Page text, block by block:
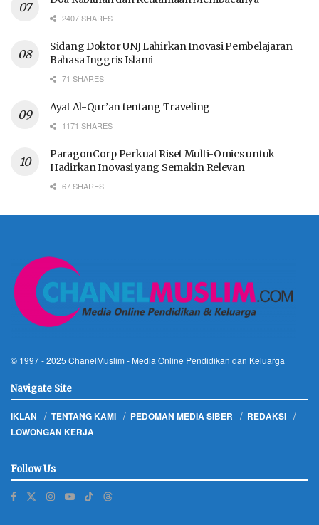
2407 SHARES
Sidang Doktor UNJ Lahirkan Inovasi Pembelajaran
Bahasa Inggris Islami
71 SHARES
Ayat Al-Qur’an tentang Traveling
1171 SHARES
ParagonCorp Perkuat Riset Multi-Omics untuk
Hadirkan Inovasi yang Semakin Relevan
67 SHARES
© 1997 - 2025 ChanelMuslim - Media Online Pendidikan dan Keluarga
Navigate Site
IKLAN TENTANG KAMI PEDOMAN MEDIA SIBER
REDAKSI
LOWONGAN KERJA
Follow Us